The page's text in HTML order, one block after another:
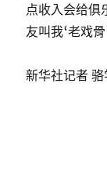
点收入会给俱
友叫我‘老戏
新华社记者